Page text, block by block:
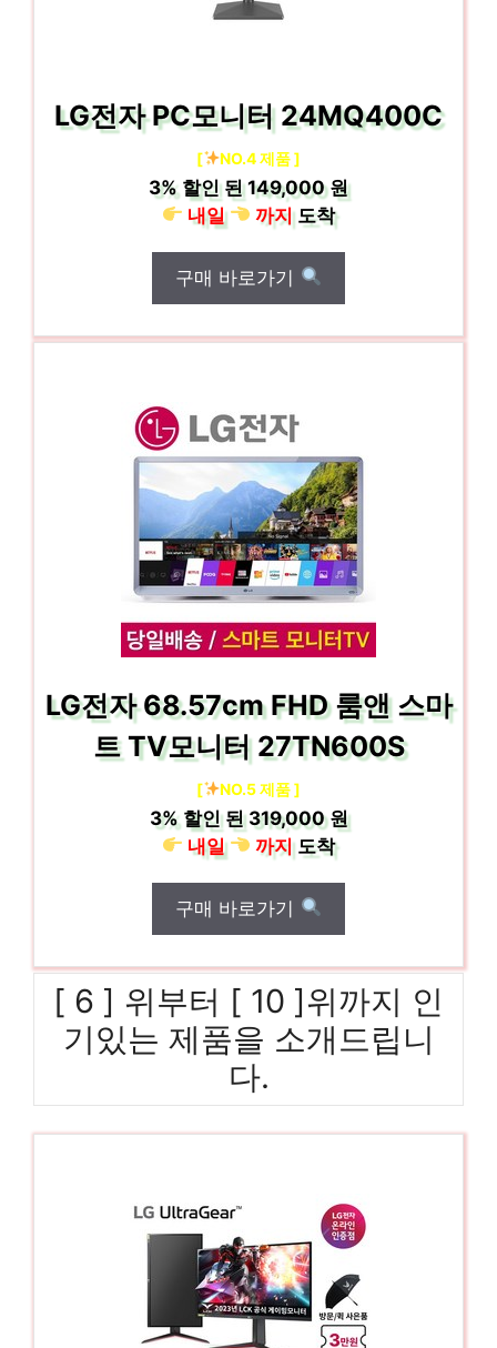
LG전자 PC모니터 24MQ400C
[ NO.4 제품 ]
3% 할인 된149,000 원
내일
까지도착
구매 바로가기
LG전자 68.57cm FHD 룸앤 스마
트 TV모니터 27TN600S
[ NO.5 제품 ]
3%할인 된319,000 원
내일
까지도착
구매 바로가기
[ 6 ] 위부터 [ 10 ]위까지 인
기있는 제품을 소개드립니
다.